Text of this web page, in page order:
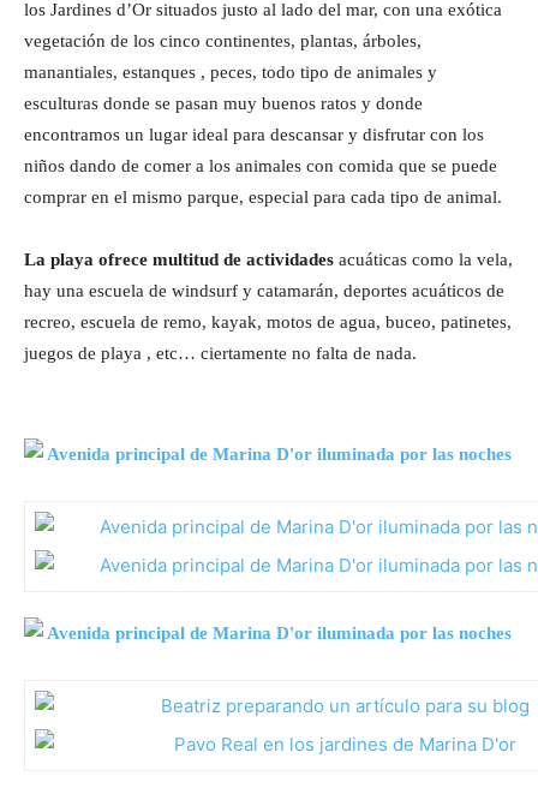
los Jardines d’Or situados justo al lado del mar, con una exótica
vegetación de los cinco continentes, plantas, árboles,
manantiales, estanques , peces, todo tipo de animales y
esculturas donde se pasan muy buenos ratos y donde
encontramos un lugar ideal para descansar y disfrutar con los
niños dando de comer a los animales con comida que se puede
comprar en el mismo parque, especial para cada tipo de animal.
La playa ofrece multitud de actividades acuáticas como la vela,
hay una escuela de windsurf y catamarán, deportes acuáticos de
recreo, escuela de remo, kayak, motos de agua, buceo, patinetes,
juegos de playa , etc… ciertamente no falta de nada.